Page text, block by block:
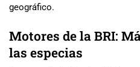
geográfico.
Motores de la BRI:
las especias